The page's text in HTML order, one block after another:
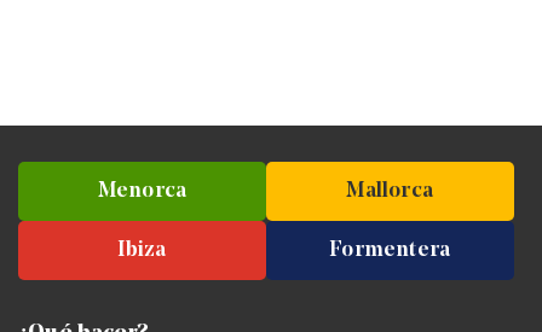
Menorca Mallorca
Ibiza Formentera